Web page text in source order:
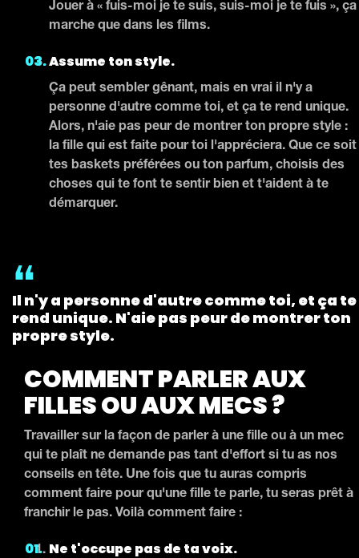
Jouer à « fuis-moi je te suis, suis-moi je te fuis », ça
marche que dans les films.
Assume ton style.
Ça peut sembler gênant, mais en vrai il n'y a
personne d'autre comme toi, et ça te rend unique.
Alors, n'aie pas peur de montrer ton propre style :
la fille qui est faite pour toi l'appréciera. Que ce soit
tes baskets préférées ou ton parfum, choisis des
choses qui te font te sentir bien et t'aident à te
démarquer.
Il n'y a personne d'autre comme toi, et ça te
rend unique. N'aie pas peur de montrer ton
propre style.
COMMENT PARLER AUX
FILLES OU AUX MECS ?
Travailler sur la façon de parler à une fille ou à un mec
qui te plaît ne demande pas tant d'effort si tu as nos
conseils en tête. Une fois que tu auras compris
comment faire pour qu'une fille te parle, tu seras prêt à
franchir le pas. Voilà comment faire :
Ne t'occupe pas de ta voix.